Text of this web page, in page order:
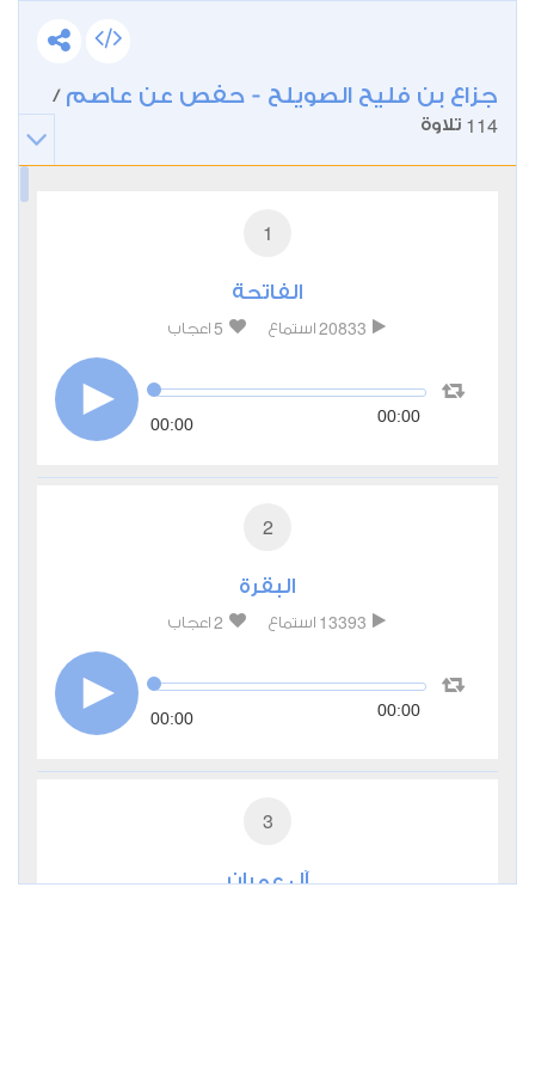
جزاع بن فليح الصويلح - حفص عن عاصم /
114 تلاوة
1
الفاتحة
20833 استماع 5 اعجاب
00:00 00:00
2
البقرة
13393 استماع 2 اعجاب
00:00 00:00
3
آل عمران